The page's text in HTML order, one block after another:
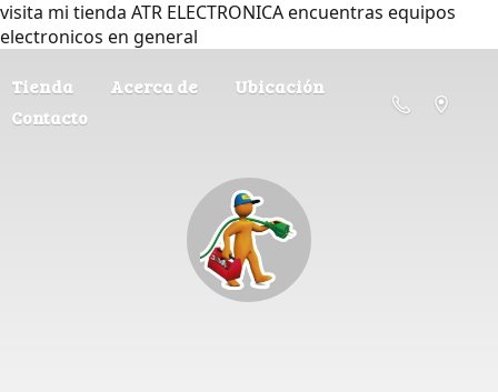
visita mi tienda ATR ELECTRONICA encuentras equipos
electronicos en general
Tienda Acerca de
Ubicación
Contacto